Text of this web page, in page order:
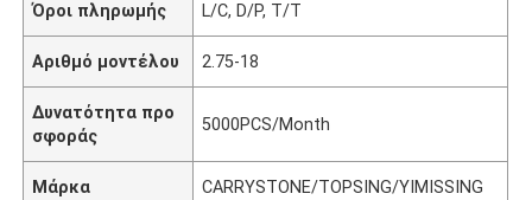
Όροι πληρωμής L/C, D/P, T/T
Αριθμό μοντέλου 2.75-18
Δυνατότητα προ
σφοράς
5000PCS/Month
Μάρκα CARRYSTONE/TOPSING/YIMISSING